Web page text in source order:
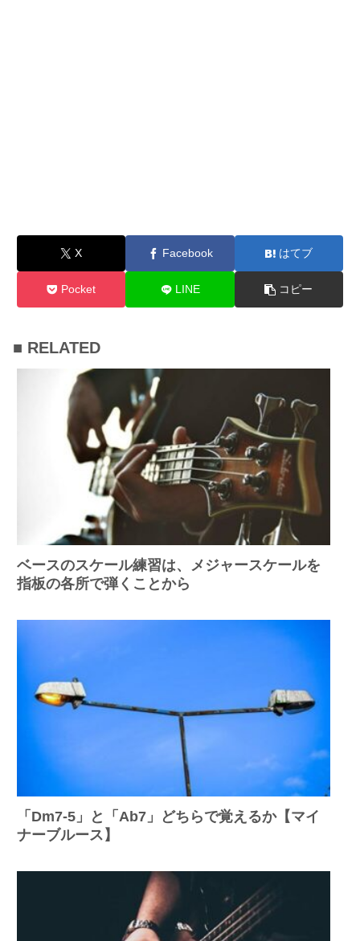
X Facebook はてブ
Pocket LINE コピー
■ RELATED
ベースのスケール練習は、メジャースケールを
指板の各所で弾くことから
「Dm7-5」と「Ab7」どちらで覚えるか【マイ
ナーブルース】